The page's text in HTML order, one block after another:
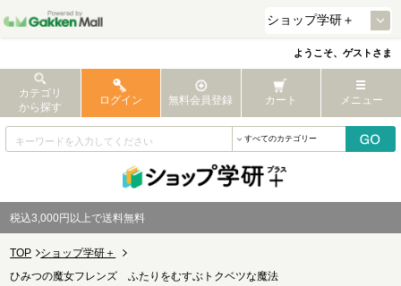
ようこそ、ゲストさま
カテゴリ
から探す
ログイン 無料会員登録 カート メニュー
税込3,000円以上で送料無料
TOP
ショップ学研＋
ひみつの魔女フレンズ ふたりをむすぶトクベツな魔法